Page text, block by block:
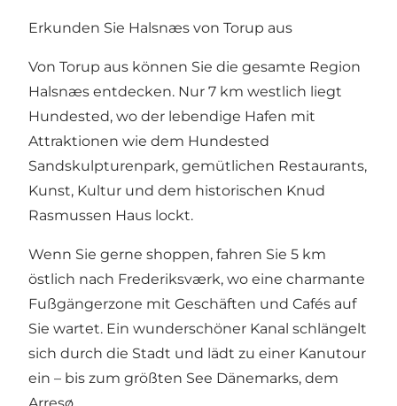
Erkunden Sie Halsnæs von Torup aus
Von Torup aus können Sie die gesamte Region
Halsnæs entdecken. Nur 7 km westlich liegt
Hundested, wo der lebendige Hafen mit
Attraktionen wie dem Hundested
Sandskulpturenpark, gemütlichen Restaurants,
Kunst, Kultur und dem historischen Knud
Rasmussen Haus lockt.
Wenn Sie gerne shoppen, fahren Sie 5 km
östlich nach Frederiksværk, wo eine charmante
Fußgängerzone mit Geschäften und Cafés auf
Sie wartet. Ein wunderschöner Kanal schlängelt
sich durch die Stadt und lädt zu einer Kanutour
ein – bis zum größten See Dänemarks, dem